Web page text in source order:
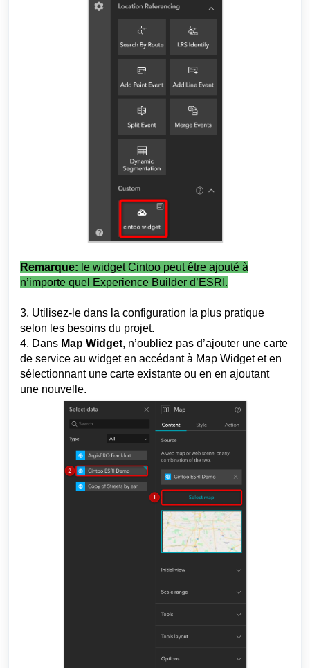
Remarque: le widget Cintoo peut être ajouté à
n’importe quel Experience Builder d’ESRI.
3. Utilisez-le dans la configuration la plus pratique
selon les besoins du projet.
4. Dans Map Widget, n’oubliez pas d’ajouter une carte
de service au widget en accédant à Map Widget et en
sélectionnant une carte existante ou en en ajoutant
une nouvelle.